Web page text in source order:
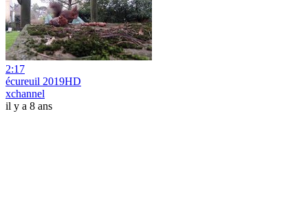
2:17
écureuil 2019HD
xchannel
il y a 8 ans